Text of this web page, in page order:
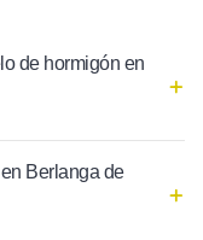
de hormigón en
Berlanga de